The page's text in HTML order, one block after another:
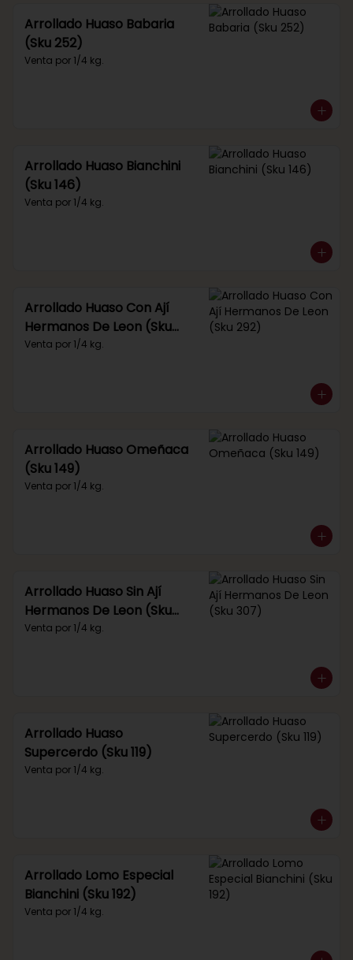
Arrollado Huaso Babaria
(Sku 252)
Venta por 1/4 kg.
Arrollado Huaso Bianchini
(Sku 146)
Venta por 1/4 kg.
Arrollado Huaso Con Ají
Hermanos De Leon (Sku
292)
Venta por 1/4 kg.
Arrollado Huaso Omeñaca
(Sku 149)
Venta por 1/4 kg.
Arrollado Huaso Sin Ají
Hermanos De Leon (Sku
307)
Venta por 1/4 kg.
Arrollado Huaso
Supercerdo (Sku 119)
Venta por 1/4 kg.
Arrollado Lomo Especial
Bianchini (Sku 192)
Venta por 1/4 kg.